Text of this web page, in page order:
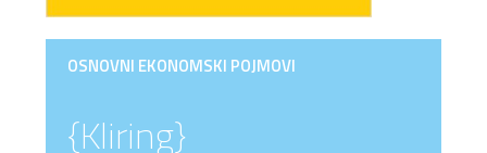
OSNOVNI EKONOMSKI POJMOVI
{Kliring}